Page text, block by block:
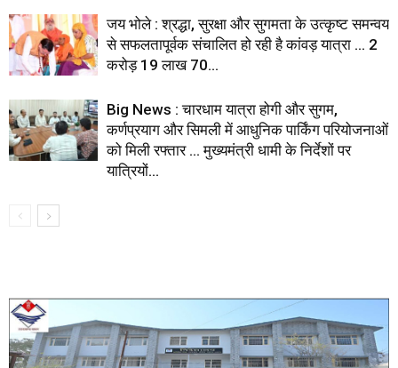
जय भोले : श्रद्धा, सुरक्षा और सुगमता के उत्कृष्ट समन्वय
से सफलतापूर्वक संचालित हो रही है कांवड़ यात्रा … 2
करोड़ 19 लाख 70...
Big News : चारधाम यात्रा होगी और सुगम,
कर्णप्रयाग और सिमली में आधुनिक पार्किंग परियोजनाओं
को मिली रफ्तार … मुख्यमंत्री धामी के निर्देशों पर
यात्रियों...